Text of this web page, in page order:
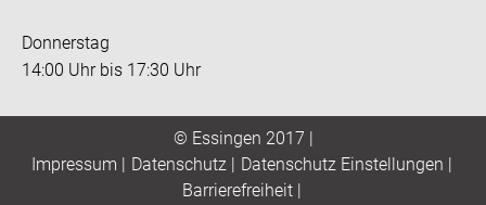
Donnerstag
14:00 Uhr bis 17:30 Uhr
© Essingen 2017 |
Impressum | Datenschutz| Datenschutz Einstellungen |
Barrierefreiheit|